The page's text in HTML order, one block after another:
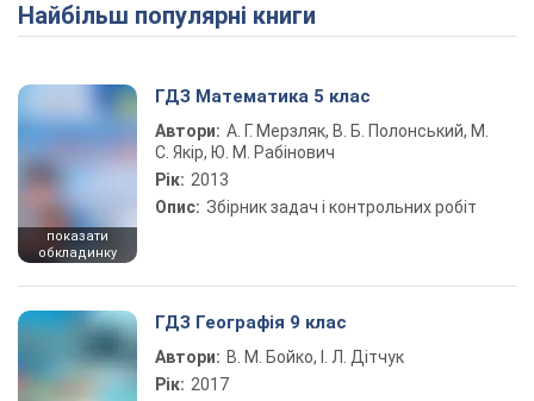
Найбільш популярні книги
показати
обкладинку
ГДЗ Математика 5 клас
Автори: А. Г. Мерзляк, В. Б. Полонський, М.
С. Якір, Ю. М. Рабінович
Рік: 2013
Опис: Збірник задач і контрольних робіт
ГДЗ Географія 9 клас
Автори: В. М. Бойко, І. Л. Дітчук
Рік: 2017